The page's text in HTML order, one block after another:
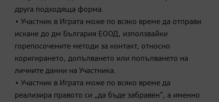
друга подходяща форма.
• Участник в Играта може по всяко време да отправи
искане до дм България ЕООД, използвайки
горепосочените методи за контакт, относно
коригирането, допълването или попълването на
личните данни на Участника.
• Участник в Играта може по всяко време да
реализира правото си „да бъде забравен“, а именно